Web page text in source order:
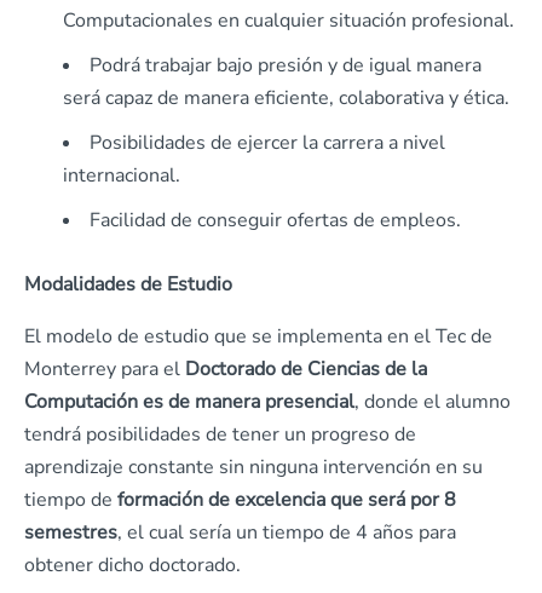
Computacionales en cualquier situación profesional.
Podrá trabajar bajo presión y de igual manera
será capaz de manera eficiente, colaborativa y ética.
Posibilidades de ejercer la carrera a nivel
internacional.
Facilidad de conseguir ofertas de empleos.
Modalidades de Estudio
El modelo de estudio que se implementa en el Tec de
Monterrey para el Doctorado de Ciencias de la
Computación es de manera presencial, donde el alumno
tendrá posibilidades de tener un progreso de
aprendizaje constante sin ninguna intervención en su
tiempo de formación de excelencia que será por 8
semestres, el cual sería un tiempo de 4 años para
obtener dicho doctorado.